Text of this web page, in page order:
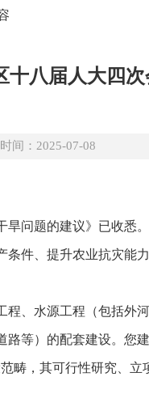
十八届人大四
间：2025-07-08
问题的建议》已收悉
件、提升农业抗灾能
程、水源工程（包括外
路等）的配套建设。
畴，其可行性研究、